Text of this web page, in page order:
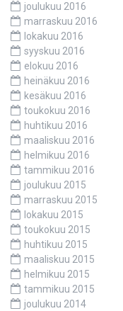
joulukuu 2016
marraskuu 2016
lokakuu 2016
syyskuu 2016
elokuu 2016
heinäkuu 2016
kesäkuu 2016
toukokuu 2016
huhtikuu 2016
maaliskuu 2016
helmikuu 2016
tammikuu 2016
joulukuu 2015
marraskuu 2015
lokakuu 2015
toukokuu 2015
huhtikuu 2015
maaliskuu 2015
helmikuu 2015
tammikuu 2015
joulukuu 2014